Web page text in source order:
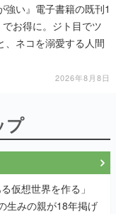
強い』電子書籍の既刊1
お得に。ジト目でツ
、ネコを溺愛する人間
2026年8月8日
プ
仮想世界を作る」
生みの親が18年掲げ